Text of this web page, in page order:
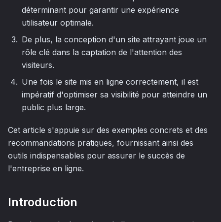
déterminant pour garantir une expérience
utilisateur optimale.
De plus, la conception d'un site attrayant joue un
rôle clé dans la captation de l'attention des
visiteurs.
Une fois le site mis en ligne correctement, il est
impératif d'optimiser sa visibilité pour atteindre un
public plus large.
Cet article s'appuie sur des exemples concrets et des
recommandations pratiques, fournissant ainsi des
outils indispensables pour assurer le succès de
l'entreprise en ligne.
Introduction